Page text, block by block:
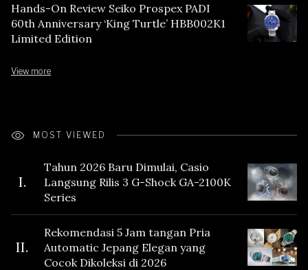
Hands-On Review Seiko Prospex PADI
60th Anniversary ‘King Turtle’ HBB002K1
Limited Edition
View more
MOST VIEWED
I.
Tahun 2026 Baru Dimulai, Casio
Langsung Rilis 3 G-Shock GA-2100K
Series
II.
Rekomendasi 5 Jam tangan Pria
Automatic Jepang Elegan yang
Cocok Dikoleksi di 2026